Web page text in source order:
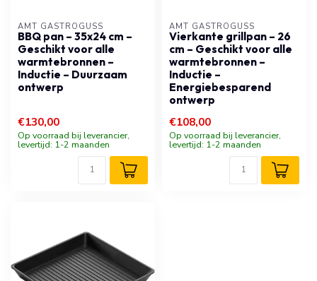
AMT GASTROGUSS
BBQ pan – 35x24 cm –
Geschikt voor alle
warmtebronnen –
Inductie – Duurzaam
ontwerp
€130,00
Op voorraad bij leverancier,
levertijd: 1-2 maanden
AMT GASTROGUSS
Vierkante grillpan – 26
cm – Geschikt voor alle
warmtebronnen –
Inductie –
Energiebesparend
ontwerp
€108,00
Op voorraad bij leverancier,
levertijd: 1-2 maanden